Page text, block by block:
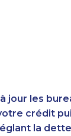
jour les
crédit
la